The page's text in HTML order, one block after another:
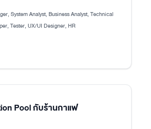
System Analyst, Business Analyst, Technical
Tester, UX/UI Designer, HR
Pool กับร้านกาแฟ